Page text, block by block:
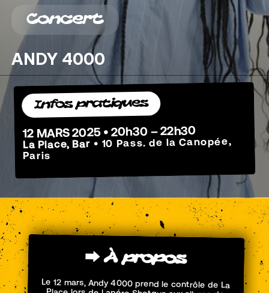
Concert
ANDY 4000
Infos pratiques
12 MARS 2025 • 20h30 – 22h30
La Place, Bar • 10 Pass. de la Canopée,
Paris
⮕À propos
Le 12 mars, Andy 4000 prend le contrôle de La
Place lors de l apéro Shotgun aux allures de